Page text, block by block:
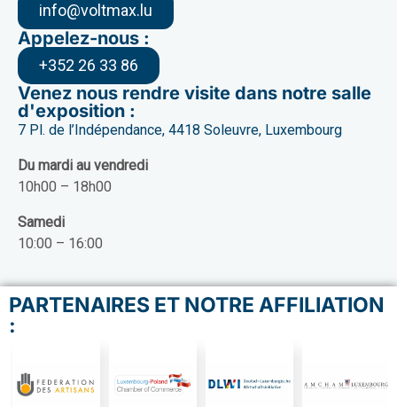
info@voltmax.lu
Appelez-nous :
+352 26 33 86
Venez nous rendre visite dans notre salle
d'exposition :
7 Pl. de l’Indépendance, 4418 Soleuvre, Luxembourg
Du mardi au vendredi
10h00 – 18h00
Samedi
10:00 – 16:00
PARTENAIRES ET NOTRE AFFILIATION
: